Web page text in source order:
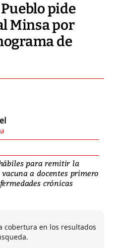
pide
Minsa por
de
para remitir la
a docentes primero
crónicas
cobertura en los resultados